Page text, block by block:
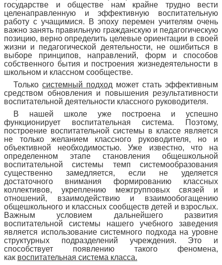
государстве и обществе нам крайне трудно вести
целенаправленную и эффективную воспитательную
работу с учащимися. В эпоху перемен учителям очень
важно занять правильную гражданскую и педагогическую
позицию, верно определить целевые ориентации в своей
жизни и педагогической деятельности, не ошибиться в
выборе принципов, направлений, форм и способов
собственного бытия и построения жизнедеятельности в
школьном и классном сообществе.
Только системный подход может стать эффективным
средством обновления и повышения результативности
воспитательной деятельности классного руководителя.
В нашей школе уже построена и успешно
функционирует воспитательная система. Поэтому,
построение воспитательной системы в классе является
не только желанием классного руководителя, но и
объективной необходимостью. Уже известно, что на
определенном этапе становления общешкольной
воспитательной системы темп системообразования
существенно замедляется, если не уделяется
достаточного внимания формированию классных
коллективов, укреплению межгрупповых связей и
отношений, взаимодействию и взаимообогащению
общешкольного и классных сообществ детей и взрослых.
Важным условием дальнейшего развития
воспитательной системы нашего учебного заведения
является использование системного подхода на уровне
структурных подразделений учреждения. Это и
способствует появлению такого феномена,
как воспитательная система класса.